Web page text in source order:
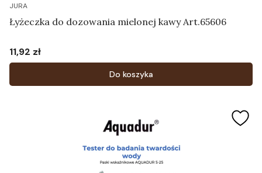
JURA
Łyżeczka do dozowania mielonej kawy Art.65606
Cena
11,92 zł
Do koszyka